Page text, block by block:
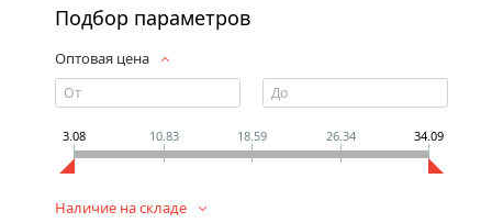
Подбор параметров
Оптовая цена
3.08 10.83 18.59 26.34 34.09
Наличие на складе